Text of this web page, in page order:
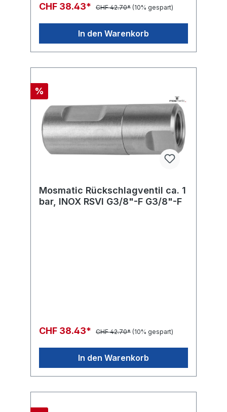
CHF 38.43* CHF 42.70* (10% gespart)
In den Warenkorb
%
Mosmatic Rückschlagventil ca. 1
bar, INOX RSVI G3/8"-F G3/8"-F
CHF 38.43* CHF 42.70* (10% gespart)
In den Warenkorb